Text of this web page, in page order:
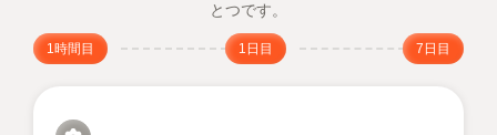
とつです。
1時間目 1日目 7日目